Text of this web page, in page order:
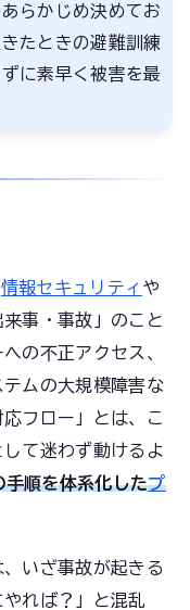
らかじめ決めてお
たときの避難訓練
に素早く被害を最
情報セキュリティ や
事・事故」のこと
の不正アクセス、
ムの大規模障害な
フロー」とは、こ
て迷わず動けるよ
手順を体系化したプ
いざ事故が起きる
れば？」と混乱